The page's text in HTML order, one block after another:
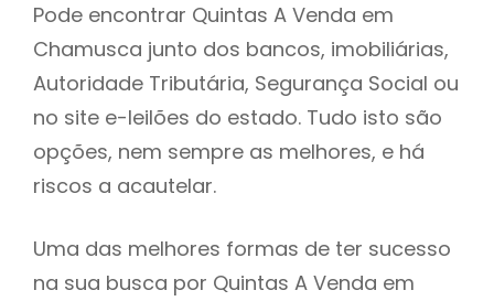
Pode encontrar Quintas A Venda em
Chamusca junto dos bancos, imobiliárias,
Autoridade Tributária, Segurança Social ou
no site e-leilões do estado. Tudo isto são
opções, nem sempre as melhores, e há
riscos a acautelar.
Uma das melhores formas de ter sucesso
na sua busca por Quintas A Venda em